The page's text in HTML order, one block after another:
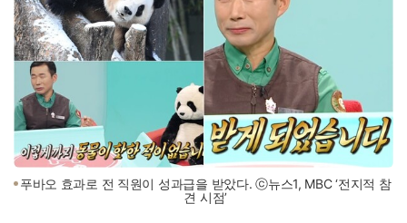
푸바오 효과로 전 직원이 성과급을 받았다. ⓒ뉴스1, MBC ‘전지적 참
견 시점’